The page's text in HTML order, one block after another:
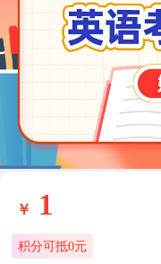
￥ 1
积分可抵0元